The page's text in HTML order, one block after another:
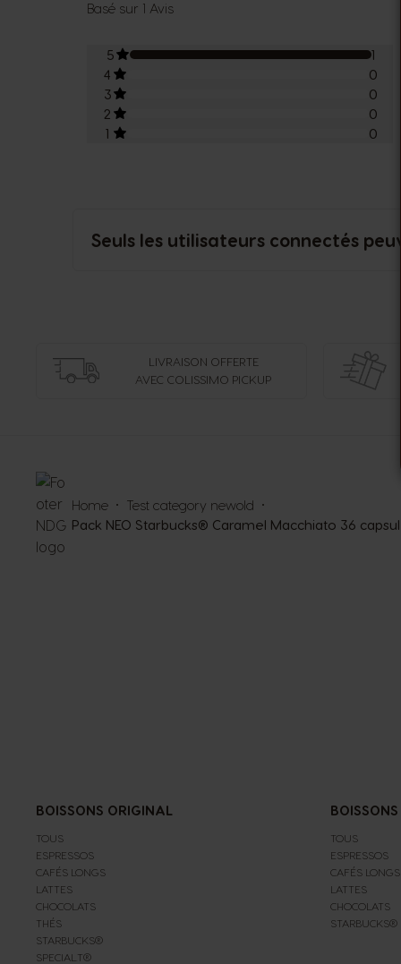
Basé sur 1 Avis
5
1
4
0
3
0
2
0
1
0
Seuls les utilisateurs connectés
LIVRAISON OFFERTE
AVEC COLISSIMO PICKUP
Home
Test category newold
Pack NEO Starbucks® Caramel Macchiato 36
BOISSONS ORIGINAL
TOUS
ESPRESSOS
CAFÉS LONGS
LATTES
CHOCOLATS
THÉS
STARBUCKS®
SPECIAL.T®
TOUS
ESPRESSOS
CAFÉS LONGS
LATTES
CHOCOLATS
STARBUCKS®